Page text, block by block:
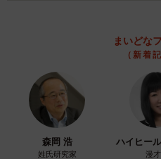
まいどな
（新着
森岡 浩
姓氏研究家
ハイヒー
漫